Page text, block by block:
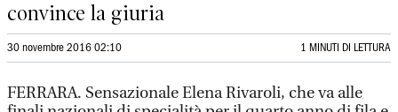
convince la giuria
30 novembre 2016 02:10 1 MINUTI DI LETTURA
FERRARA. Sensazionale Elena Rivaroli, che va alle